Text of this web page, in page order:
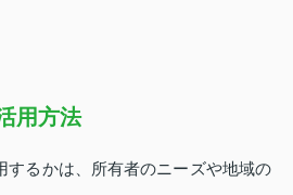
用方法
するかは、所有者のニーズや地域の